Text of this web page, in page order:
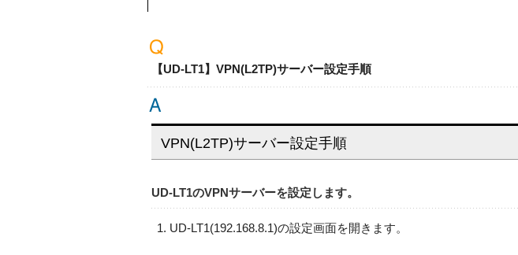
【UD-LT1】VPN(L2TP)サーバー設定手順
VPN(L2TP)サーバー設定手順
UD-LT1のVPNサーバーを設定します。
UD-LT1(192.168.8.1)の設定画面を開きます。